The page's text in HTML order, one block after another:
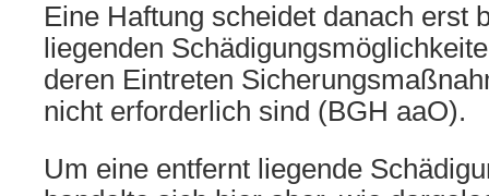
Eine Haftung scheidet danach erst
liegenden
deren Eintreten
nicht erforderlich sind (BGH aaO).
Um eine entfernt liegende